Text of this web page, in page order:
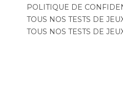
POLITIQUE DE
TOUS NOS TESTS DE
TOUS NOS TESTS DE